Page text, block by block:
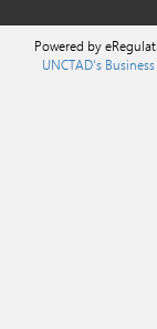
Powered by
UNCTAD's